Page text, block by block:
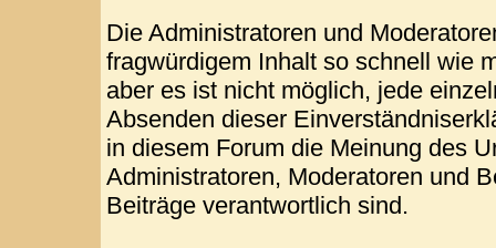
Die Administratoren und
fragwürdigem Inhalt so schnell wie
aber es ist nicht möglich, jede
Absenden dieser
in diesem Forum die Meinung des
Administratoren, Moderatoren und
Beiträge verantwortlich sind.